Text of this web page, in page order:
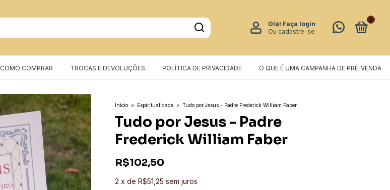
Olá! Faça login
Ou cadastre-se
0
COMO COMPRAR TROCAS E DEVOLUÇÕES POLÍTICA DE PRIVACIDADE O QUE É UMA CAMPANHA DE PRÉ-VENDA
Início > Espiritualidade > Tudo por Jesus - Padre Frederick William Faber
Tudo por Jesus - Padre
Frederick William Faber
R$102,50
2 x de R$51,25 sem juros